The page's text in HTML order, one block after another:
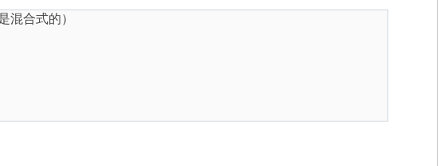
混合式的）